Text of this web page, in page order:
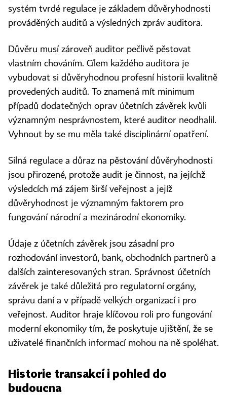
systém tvrdé regulace je základem důvěryhodnosti
prováděných auditů a výsledných zpráv auditora.
Důvěru musí zároveň auditor pečlivě pěstovat
vlastním chováním. Cílem každého auditora je
vybudovat si důvěryhodnou profesní historii kvalitně
provedených auditů. To znamená mít minimum
případů dodatečných oprav účetních závěrek kvůli
významným nesprávnostem, které auditor neodhalil.
Vyhnout by se mu měla také disciplinární opatření.
Silná regulace a důraz na pěstování důvěryhodnosti
jsou přirozené, protože audit je činnost, na jejíchž
výsledcích má zájem širší veřejnost a jejíž
důvěryhodnost je významným faktorem pro
fungování národní a mezinárodní ekonomiky.
Údaje z účetních závěrek jsou zásadní pro
rozhodování investorů, bank, obchodních partnerů a
dalších zainteresovaných stran. Správnost účetních
závěrek je také důležitá pro regulatorní orgány,
správu daní a v případě velkých organizací i pro
veřejnost. Auditor hraje klíčovou roli pro fungování
moderní ekonomiky tím, že poskytuje ujištění, že se
uživatelé finančních informací mohou na ně spoléhat.
Historie transakcí i pohled do
budoucna